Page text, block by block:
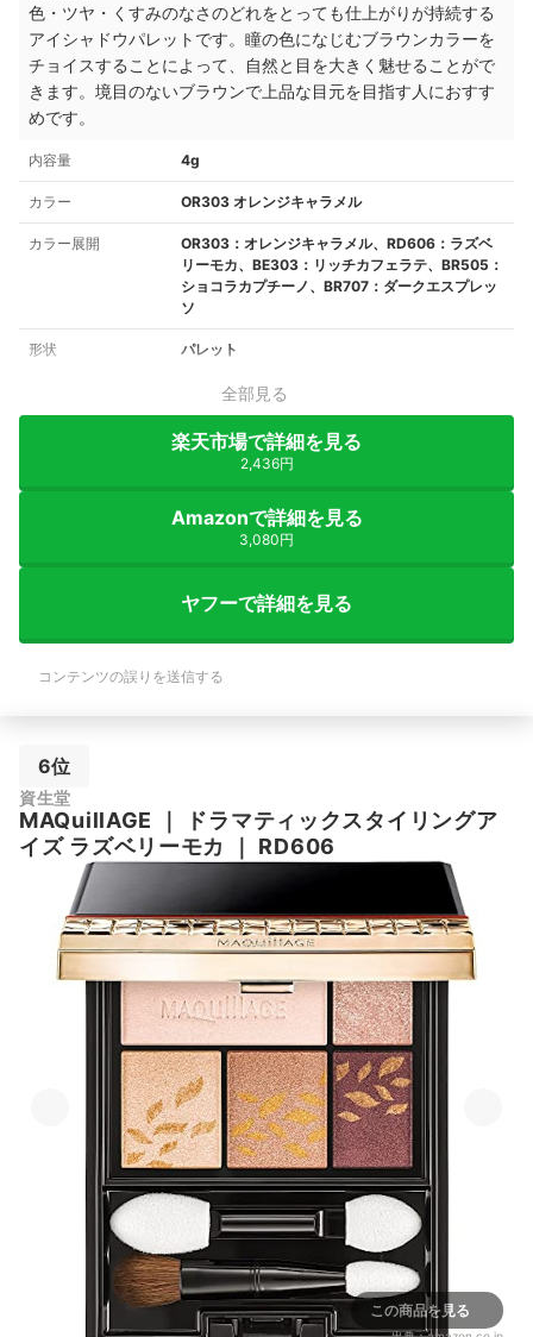
色・ツヤ・くすみのなさのどれをとっても仕上がりが持続する
アイシャドウパレットです。瞳の色になじむブラウンカラーを
チョイスすることによって、自然と目を大きく魅せることがで
きます。境目のないブラウンで上品な目元を目指す人におすす
めです。
内容量 4g
カラー OR303 オレンジキャラメル
カラー展開
OR303：オレンジキャラメル、RD606：ラズベ
リーモカ、BE303：リッチカフェラテ、BR505：
ショコラカプチーノ、BR707：ダークエスプレッ
ソ
形状 パレット
全部見る
楽天市場で詳細を見る
2,436円
Amazonで詳細を見る
3,080円
ヤフーで詳細を見る
コンテンツの誤りを送信する
6位
資生堂
MAQuillAGE
ドラマティックスタイリングア
イズ ラズベリーモカ
RD606
この商品を見る